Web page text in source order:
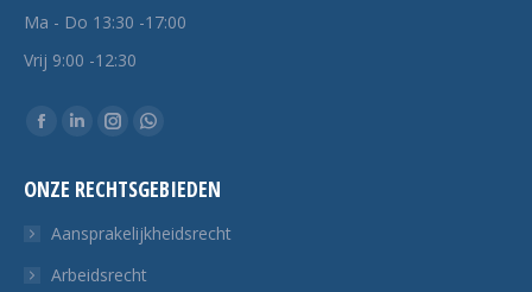
Ma - Do 13:30 -17:00
Vrij 9:00 -12:30
Vind ons op:
Facebook
opent
Linkedin
opent
in
Instagram
opent
in
Whatsapp
opent
in
ONZE RECHTSGEBIEDEN
Aansprakelijkheidsrecht
Arbeidsrecht